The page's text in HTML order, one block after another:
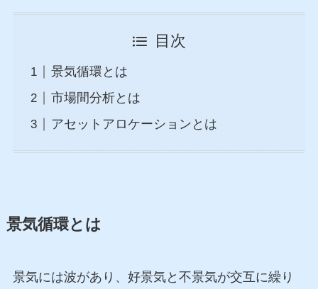
目次
景気循環とは
市場間分析とは
アセットアロケーションとは
景気循環とは
景気には波があり、好景気と不景気が交互に繰り